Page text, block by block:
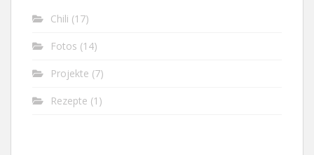
Chili (17)
Fotos (14)
Projekte (7)
Rezepte (1)